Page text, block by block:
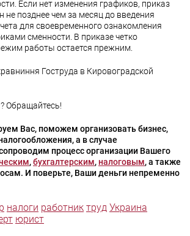
Если нет изменения графиков, приказ
не позднее чем за месяц до введения
для своевременного ознакомления
сменности. В приказе четко
работы остается прежним.
Гоструда в Кировоградской
Обращайтесь!
Вас, поможем организовать бизнес,
а в случае
процесс организации Вашего
,бухгалтерским, налоговым, а также
И поверьте, Ваши деньги непременно
налоги работник труд Украина
юрист